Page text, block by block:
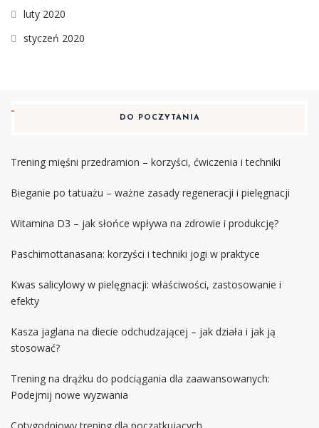
luty 2020
styczeń 2020
DO POCZYTANIA
Trening mięśni przedramion – korzyści, ćwiczenia i techniki
Bieganie po tatuażu – ważne zasady regeneracji i pielęgnacji
Witamina D3 – jak słońce wpływa na zdrowie i produkcję?
Paschimottanasana: korzyści i techniki jogi w praktyce
Kwas salicylowy w pielęgnacji: właściwości, zastosowanie i
efekty
Kasza jaglana na diecie odchudzającej – jak działa i jak ją
stosować?
Trening na drążku do podciągania dla zaawansowanych:
Podejmij nowe wyzwania